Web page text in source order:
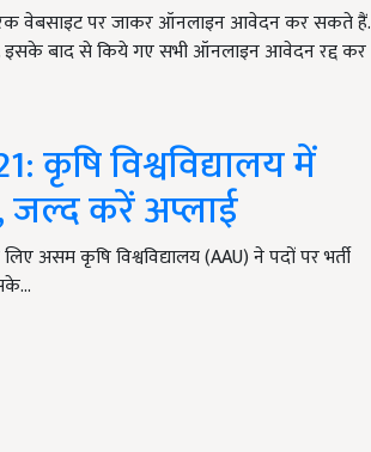
वेबसाइट पर जाकर ऑनलाइन आवेदन कर सकते हैं.
इसके बाद से किये गए सभी ऑनलाइन आवेदन रद्द कर
विश्वविद्यालय में
जल्द करें अप्लाई
असम कृषि विश्वविद्यालय (AAU) ने पदों पर भर्ती